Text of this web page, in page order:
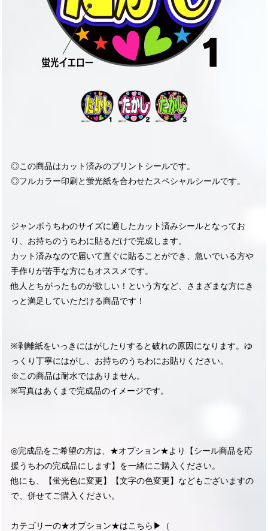
◎この商品はカット済みのプリントシールです。
◎フルカラー印刷と蛍光紙を合わせたスペシャルシールです。
ジャンボうちわのサイズに適したカット済みシールとなってお
り、お持ちのうちわに貼るだけで完成します。
カット済みなので届いて直ぐに貼ることができ、急いでいる方や
手作りが苦手な方にもオススメです。
他人とちがったものが欲しい！という方など、さまざまな方にき
っと満足していただける商品です！
※剥離紙をいっきにはがしたりすると破れの原因になります。ゆ
っくり丁寧にはがし、お持ちのうちわにお貼りください。
※この商品は耐水ではありません。
※写真はあくまで完成品のイメージです。
◎完成品をご希望の方は、★オプション★より【シール商品を応
援うちわの完成品にします】を一緒にご購入ください。
他にも、【蛍光色に変更】【文字の色変更】などもございますの
で、併せてご購入ください。
カテゴリーの★オプション★はこちら▶︎（